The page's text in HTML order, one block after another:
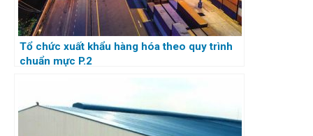
Tổ chức xuất khẩu hàng hóa theo quy trình
chuẩn mực P.2